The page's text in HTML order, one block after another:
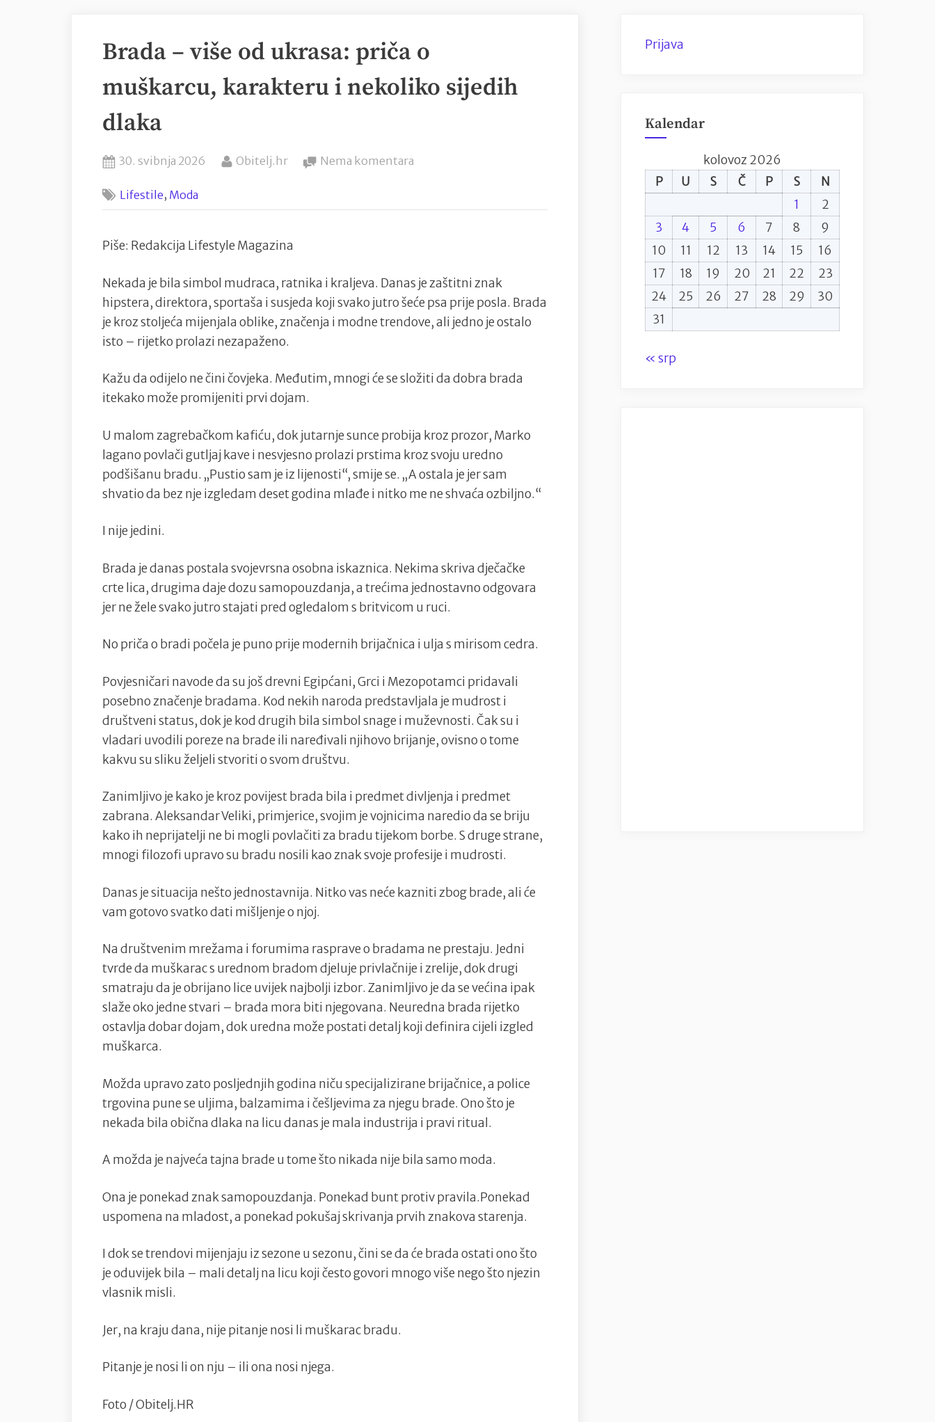
Brada – više od ukrasa: priča o
muškarcu, karakteru i nekoliko sijedih
dlaka
Posted
30. svibnja 2026 By
Obitelj.hr Nema komentara
o
muškarcu,
karakteru
sijedih
Lifestile, Moda
Piše: Redakcija Lifestyle Magazina
Nekada je bila simbol mudraca, ratnika i kraljeva. Danas je zaštitni znak
hipstera, direktora, sportaša i susjeda koji svako jutro šeće psa prije posla. Brada
je kroz stoljeća mijenjala oblike, značenja i modne trendove, ali jedno je ostalo
isto – rijetko prolazi nezapaženo.
Kažu da odijelo ne čini čovjeka. Međutim, mnogi će se složiti da dobra brada
itekako može promijeniti prvi dojam.
U malom zagrebačkom kafiću, dok jutarnje sunce probija kroz prozor, Marko
lagano povlači gutljaj kave i nesvjesno prolazi prstima kroz svoju uredno
podšišanu bradu. „Pustio sam je iz lijenosti“, smije se. „A ostala je jer sam
shvatio da bez nje izgledam deset godina mlađe i nitko me ne shvaća ozbiljno.“
I nije jedini.
Brada je danas postala svojevrsna osobna iskaznica. Nekima skriva dječačke
crte lica, drugima daje dozu samopouzdanja, a trećima jednostavno odgovara
jer ne žele svako jutro stajati pred ogledalom s britvicom u ruci.
No priča o bradi počela je puno prije modernih brijačnica i ulja s mirisom cedra.
Povjesničari navode da su još drevni Egipćani, Grci i Mezopotamci pridavali
posebno značenje bradama. Kod nekih naroda predstavljala je mudrost i
društveni status, dok je kod drugih bila simbol snage i muževnosti. Čak su i
vladari uvodili poreze na brade ili naređivali njihovo brijanje, ovisno o tome
kakvu su sliku željeli stvoriti o svom društvu.
Zanimljivo je kako je kroz povijest brada bila i predmet divljenja i predmet
zabrana. Aleksandar Veliki, primjerice, svojim je vojnicima naredio da se briju
kako ih neprijatelji ne bi mogli povlačiti za bradu tijekom borbe. S druge strane,
mnogi filozofi upravo su bradu nosili kao znak svoje profesije i mudrosti.
Danas je situacija nešto jednostavnija. Nitko vas neće kazniti zbog brade, ali će
vam gotovo svatko dati mišljenje o njoj.
Na društvenim mrežama i forumima rasprave o bradama ne prestaju. Jedni
tvrde da muškarac s urednom bradom djeluje privlačnije i zrelije, dok drugi
smatraju da je obrijano lice uvijek najbolji izbor. Zanimljivo je da se većina ipak
slaže oko jedne stvari – brada mora biti njegovana. Neuredna brada rijetko
ostavlja dobar dojam, dok uredna može postati detalj koji definira cijeli izgled
muškarca.
Možda upravo zato posljednjih godina niču specijalizirane brijačnice, a police
trgovina pune se uljima, balzamima i češljevima za njegu brade. Ono što je
nekada bila obična dlaka na licu danas je mala industrija i pravi ritual.
A možda je najveća tajna brade u tome što nikada nije bila samo moda.
Ona je ponekad znak samopouzdanja. Ponekad bunt protiv pravila.Ponekad
uspomena na mladost, a ponekad pokušaj skrivanja prvih znakova starenja.
I dok se trendovi mijenjaju iz sezone u sezonu, čini se da će brada ostati ono što
je oduvijek bila – mali detalj na licu koji često govori mnogo više nego što njezin
vlasnik misli.
Jer, na kraju dana, nije pitanje nosi li muškarac bradu.
Pitanje je nosi li on nju – ili ona nosi njega.
Foto / Obitelj.HR
Prijava
Kalendar
kolovoz 2026
P
U S Č P S
N
1
2
3
4 5 6 7 8
9
10
11 12 13 14 15
16
17
18 19 20 21 22
23
24
25 26 27 28 29
30
31
« srp